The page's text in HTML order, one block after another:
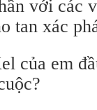
với các
tan xác
của em